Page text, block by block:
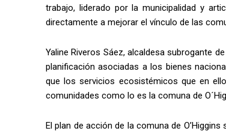
trabajo, liderado por la municipalidad y
directamente a mejorar el vínculo de las
Yaline Riveros Sáez, alcaldesa subrogante
planificación asociadas a los bienes
que los servicios ecosistémicos que en
comunidades como lo es la comuna de
El plan de acción de la comuna de